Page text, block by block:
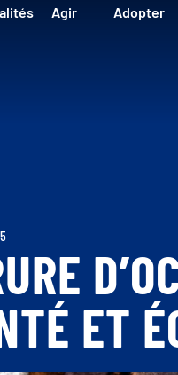
Agir Adopter
ET